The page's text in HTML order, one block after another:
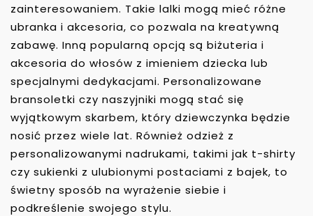
zainteresowaniem. Takie lalki mogą mieć różne
ubranka i akcesoria, co pozwala na kreatywną
zabawę. Inną popularną opcją są biżuteria i
akcesoria do włosów z imieniem dziecka lub
specjalnymi dedykacjami. Personalizowane
bransoletki czy naszyjniki mogą stać się
wyjątkowym skarbem, który dziewczynka będzie
nosić przez wiele lat. Również odzież z
personalizowanymi nadrukami, takimi jak t-shirty
czy sukienki z ulubionymi postaciami z bajek, to
świetny sposób na wyrażenie siebie i
podkreślenie swojego stylu.